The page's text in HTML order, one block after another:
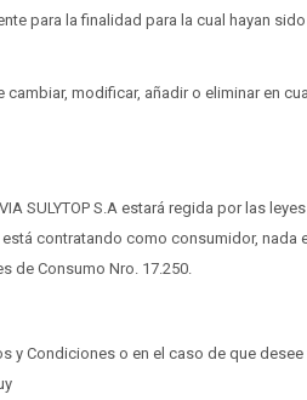
para la finalidad para la cual hayan
cambiar, modificar, añadir o eliminar en
SULYTOP S.A estará regida por las
contratando como consumidor, nada
de Consumo Nro. 17.250.
y Condiciones o en el caso de que